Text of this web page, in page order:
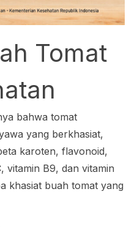
Tomat
bahwa tomat
yang berkhasiat,
karoten, flavonoid,
vitamin B9, dan vitamin
khasiat buah tomat yang